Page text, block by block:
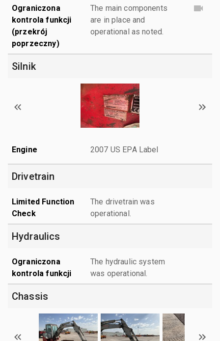
Ograniczona
kontrola funkcji
(przekrój
poprzeczny)
The main components
are in place and
operational as noted.
Silnik
Engine 2007 US EPA Label
Drivetrain
Limited Function
Check
The drivetrain was
operational.
Hydraulics
Ograniczona
kontrola funkcji
The hydraulic system
was operational.
Chassis